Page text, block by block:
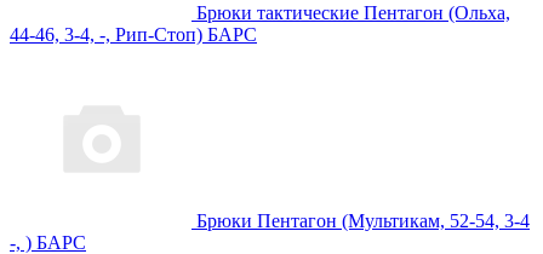
Брюки тактические Пентагон (Ольха,
44-46, 3-4, -, Рип-Стоп) БАРС
Брюки Пентагон (Мультикам, 52-54, 3-4
-, ) БАРС